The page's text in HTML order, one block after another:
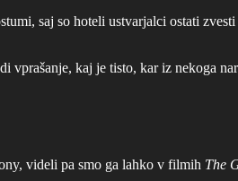
saj so hoteli ustvarjalci ostati
vprašanje, kaj je tisto, kar iz nekoga
videli pa smo ga lahko v filmih The